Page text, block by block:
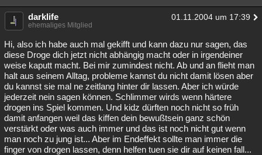
darklife 01.11.2004 um 17:39
ehemaliges Mitglied
Hi, also ich habe auch mal gekifft und kann dazu nur sagen, das
diese Droge dich jetzt nicht abhängig macht oder in irgendeiner
weise kaputt macht. Bei mir zumindest nicht. Ab und an flieht man
halt aus seinem Alltag, probleme kannst du nicht damit lösen aber
du kannst sie mal ne zeitlang hinter dir lassen. Aber ich würde
jederzeit nein sagen können. Schlimmer wirds wenn härtere
drogen ins Spiel kommen. Und kidz dürften noch nicht so früh
damit anfangen weil das kiffen dein bewußtsein ganz schön
verstärkt oder was auch immer und das ist noch nicht gut wenn
man noch zu jung ist... Aber im Endeffekt sollte man immer die
finger von drogen lassen, denn helfen tuen sie dir auf keinen fall...